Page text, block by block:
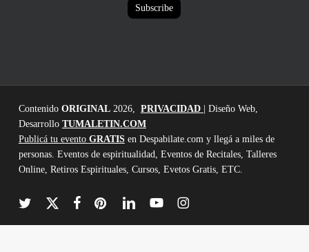
Subscribe
Contenido ORIGINAL2026, PRIVACIDAD
| Diseño Web,
Desarrollo TUMALETIN.COM
Publicá tu evento GRATISen Despabilate.com y llegá a miles de
personas. Eventos de espiritualidad, Eventos de Recitales, Talleres
Online, Retiros Espirituales, Cursos, Evetos Gratis, ETC.
twitter
x-
facebookpinterestlinkedinyoutubeinstagram